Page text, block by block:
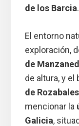
de los Barcia.
El entorno
exploración,
de
de altura, y el
de Rozabales
mencionar la
Galicia,